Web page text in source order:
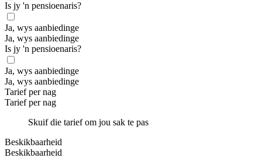
Is jy 'n pensioenaris?
Ja, wys aanbiedinge
Ja, wys aanbiedinge
Is jy 'n pensioenaris?
Ja, wys aanbiedinge
Ja, wys aanbiedinge
Tarief per nag
Tarief per nag
Skuif die tarief om jou sak te pas
Beskikbaarheid
Beskikbaarheid